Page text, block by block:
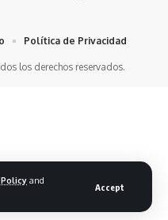
and
Accept
los derechos reservados.
Política de Privacidad